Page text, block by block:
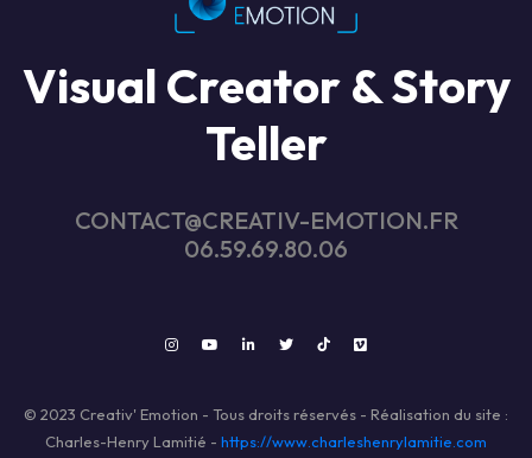
Visual Creator & Story
Teller
CONTACT@CREATIV-EMOTION.FR
06.59.69.80.06
© 2023 Creativ' Emotion - Tous droits réservés - Réalisation du site :
Charles-Henry Lamitié - https://www.charleshenrylamitie.com